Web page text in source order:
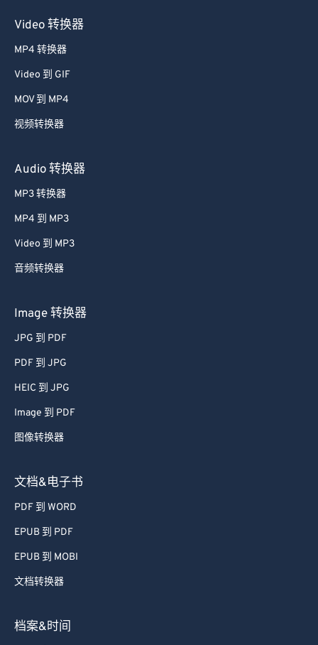
Video 转换器
MP4 转换器
Video 到 GIF
MOV 到 MP4
视频转换器
Audio 转换器
MP3 转换器
MP4 到 MP3
Video 到 MP3
音频转换器
Image 转换器
JPG 到 PDF
PDF 到 JPG
HEIC 到 JPG
Image 到 PDF
图像转换器
文档&电子书
PDF 到 WORD
EPUB 到 PDF
EPUB 到 MOBI
文档转换器
档案&时间